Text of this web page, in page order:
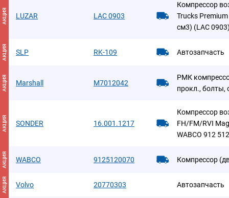
АКЦИЯ LUZAR LAC 0903
Компрессор
Trucks
см3) (LAC
АКЦИЯ SLP RK-109 Автозапчасть
АКЦИЯ Marshall M7012042
РМК
прокл., болты,
АКЦИЯ SONDER 16.001.1217
Компрессор
FH/FM/RVI
WABCO 912
АКЦИЯ WABCO 9125120070 Компрессор
АКЦИЯ Volvo 20770303 Автозапчасть